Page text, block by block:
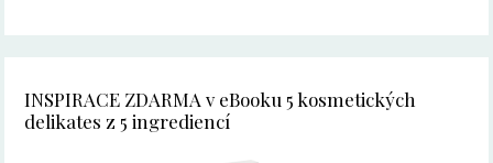
INSPIRACE ZDARMA v eBooku 5 kosmetických
delikates z 5 ingrediencí